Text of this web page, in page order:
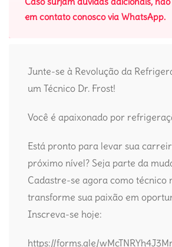
em contato conosco via WhatsApp.
Junte-se à Revolução da
um Técnico Dr. Frost!
Você é apaixonado por
Está pronto para levar sua
próximo nível? Seja parte da
Cadastre-se agora como técnico
transforme sua paixão em
Inscreva-se hoje:
https://forms.gle/